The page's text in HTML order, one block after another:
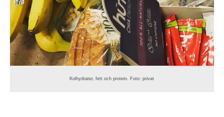
Kolhydrater, fett och protein. Foto: privat